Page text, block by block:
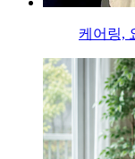
케어링,